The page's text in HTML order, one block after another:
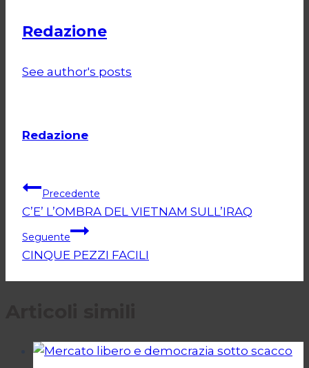
Redazione
See author's posts
Redazione
Navigazione
articoli
Precedente
C’E’ L’OMBRA DEL VIETNAM SULL’IRAQ
Seguente
CINQUE PEZZI FACILI